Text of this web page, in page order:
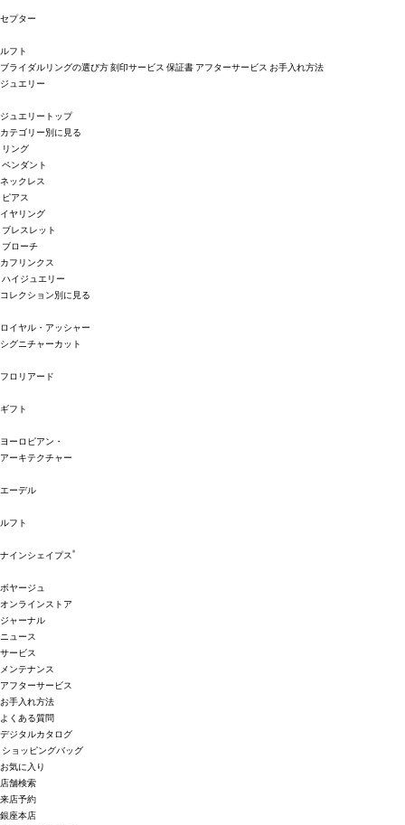
セプター
ルフト
ブライダルリングの選び方刻印サービス 保証書 アフターサービス お手入れ方法
ジュエリー
ジュエリートップ
カテゴリー別に見る
リング
ペンダント
ネックレス
ピアス
イヤリング
ブレスレット
ブローチ
カフリンクス
ハイジュエリー
コレクション別に見る
ロイヤル・アッシャー
シグニチャーカット
フロリアード
ギフト
ヨーロピアン・
アーキテクチャー
エーデル
ルフト
ナインシェイプス®
ボヤージュ
オンラインストア
ジャーナル
ニュース
サービス
メンテナンス
アフターサービス
お手入れ方法
よくある質問
デジタルカタログ
ショッピングバッグ
お気に入り
店舗検索
来店予約
銀座本店